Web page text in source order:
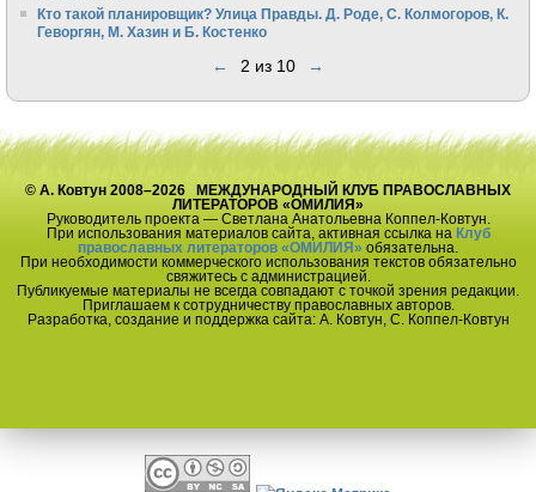
Кто такой планировщик? Улица Правды. Д. Роде, С. Колмогоров, К.
Геворгян, М. Хазин и Б. Костенко
← 2 из 10 →
© А. Ковтун 2008–2026 МЕЖДУНАРОДНЫЙ КЛУБ ПРАВОСЛАВНЫХ
ЛИТЕРАТОРОВ «ОМИЛИЯ»
Руководитель проекта — Светлана Анатольевна Коппел-Ковтун.
При использования материалов сайта, активная ссылка на Клуб
православных литераторов «ОМИЛИЯ» обязательна.
При необходимости коммерческого использования текстов обязательно
свяжитесь с администрацией.
Публикуемые материалы не всегда совпадают с точкой зрения редакции.
Приглашаем к сотрудничеству православных авторов.
Разработка, создание и поддержка сайта: А. Ковтун, С. Коппел-Ковтун